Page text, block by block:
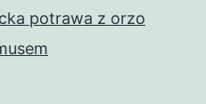
potrawa z orzo